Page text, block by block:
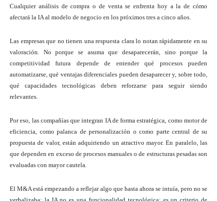
Cualquier análisis de compra o de venta se enfrenta hoy a la de cómo
afectará la IA al modelo de negocio en los próximos tres a cinco años.
Las empresas que no tienen una respuesta clara lo notan rápidamente en su
valoración. No porque se asuma que desaparecerán, sino porque la
competitividad futura depende de entender qué procesos pueden
automatizarse, qué ventajas diferenciales pueden desaparecer y, sobre todo,
qué capacidades tecnológicas deben reforzarse para seguir siendo
relevantes.
Por eso, las compañías que integran IA de forma estratégica, como motor de
eficiencia, como palanca de personalización o como parte central de su
propuesta de valor, están adquiriendo un atractivo mayor. En paralelo, las
que dependen en exceso de procesos manuales o de estructuras pesadas son
evaluadas con mayor cautela.
El M&A está empezando a reflejar algo que hasta ahora se intuía, pero no se